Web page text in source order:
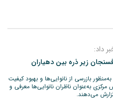
داد:
زیر ذره بین دهیاران
بازرسی از نانوایی‌ها و بهبود کیفیت
به‌عنوان ناظران نانوایی‌ها معرفی و
می‌دهند.